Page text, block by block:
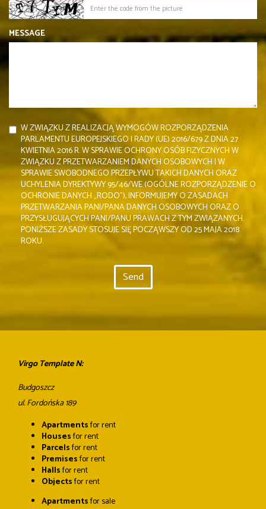
MESSAGE
W ZWIĄZKU Z REALIZACJĄ WYMOGÓW ROZPORZĄDZENIA
PARLAMENTU EUROPEJSKIEGO I RADY (UE) 2016/679 Z DNIA 27
KWIETNIA 2016 R. W SPRAWIE OCHRONY OSÓB FIZYCZNYCH W
ZWIĄZKU Z PRZETWARZANIEM DANYCH OSOBOWYCH I W
SPRAWIE SWOBODNEGO PRZEPŁYWU TAKICH DANYCH ORAZ
UCHYLENIA DYREKTYWY 95/46/WE (OGÓLNE ROZPORZĄDZENIE O
OCHRONIE DANYCH „RODO”), INFORMUJEMY O ZASADACH
PRZETWARZANIA PANI/PANA DANYCH OSOBOWYCH ORAZ O
PRZYSŁUGUJĄCYCH PANI/PANU PRAWACH Z TYM ZWIĄZANYCH.
PONIŻSZE ZASADY STOSUJE SIĘ POCZĄWSZY OD 25 MAJA 2018
ROKU.
Virgo Template N:
Budgoszcz
ul. Fordońska 189
Apartmentsfor rent
Housesfor rent
Parcelsfor rent
Premisesfor rent
Hallsfor rent
Objectsfor rent
Apartmentsfor sale